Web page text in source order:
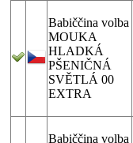
Babiččina volba
MOUKA
HLADKÁ
PŠENIČNÁ
SVĚTLÁ 00
EXTRA
Babiččina volba